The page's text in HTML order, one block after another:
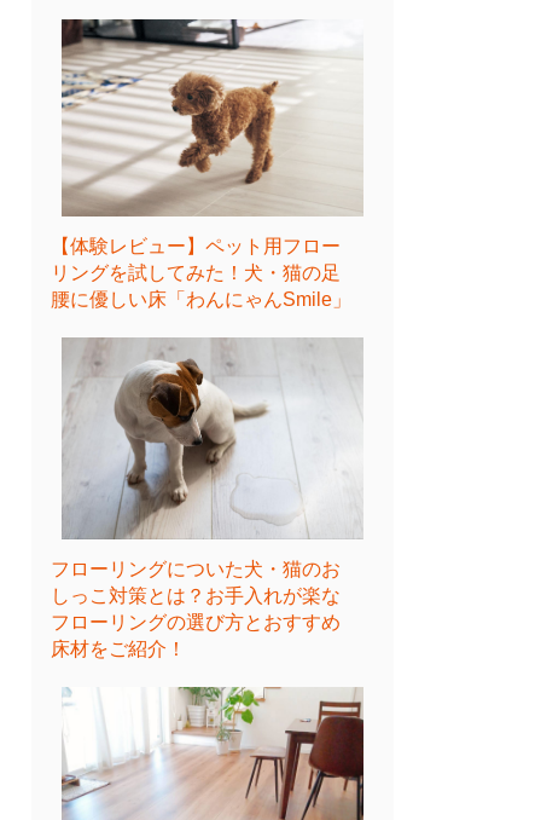
【体験レビュー】ペット用フロー
リングを試してみた！犬・猫の足
腰に優しい床「わんにゃんSmile」
フローリングについた犬・猫のお
しっこ対策とは？お手入れが楽な
フローリングの選び方とおすすめ
床材をご紹介！